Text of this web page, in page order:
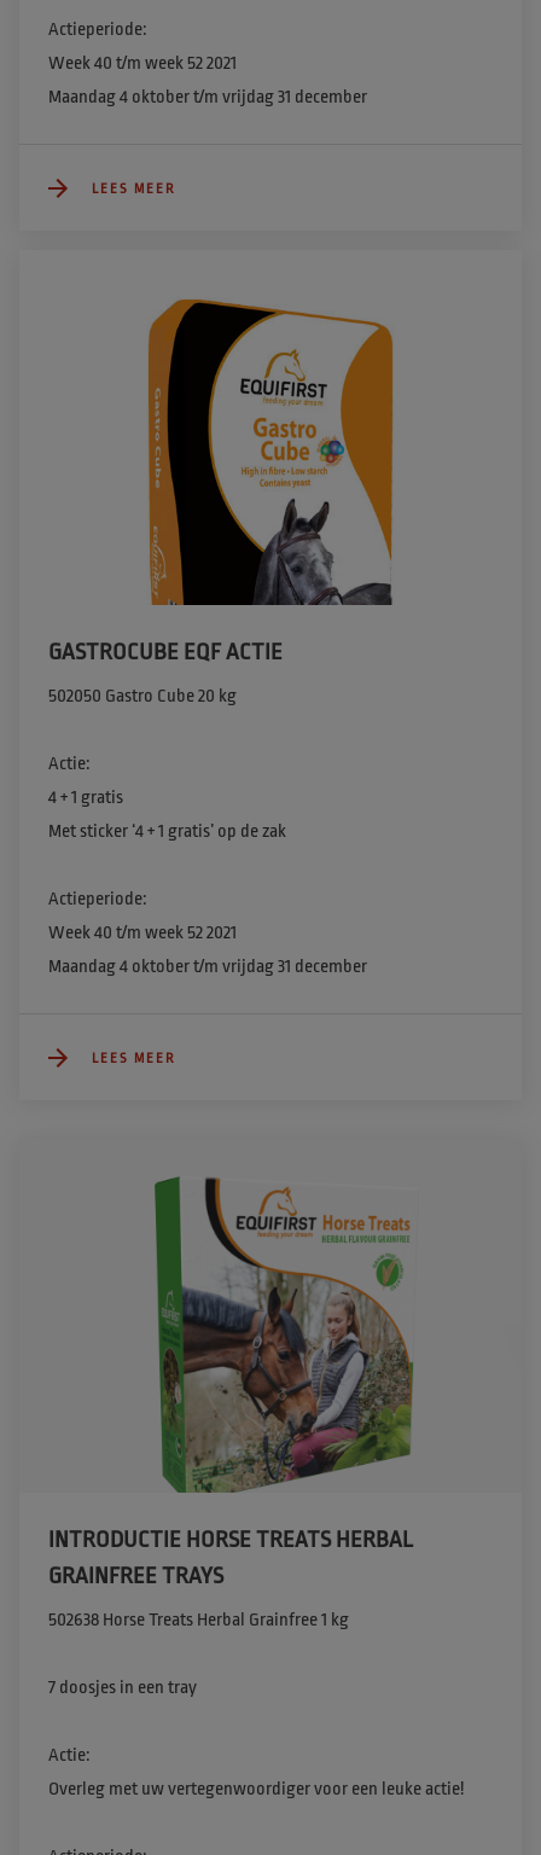
Actieperiode:
Week 40 t/m week 52 2021
Maandag 4 oktober t/m vrijdag 31 december
LEES MEER
GASTROCUBE EQF ACTIE
502050 Gastro Cube 20 kg
Actie​:
4 + 1 gratis​
​Met sticker ‘4 + 1 gratis’ op de zak ​
Actieperiode:
Week 40 t/m week 52 2021
Maandag 4 oktober t/m vrijdag 31 december
LEES MEER
INTRODUCTIE HORSE TREATS HERBAL
GRAINFREE TRAYS
502638 Horse Treats Herbal Grainfree 1 kg​
7 doosjes in een tray​
Actie​:
Overleg met uw vertegenwoordiger voor een leuke actie!​